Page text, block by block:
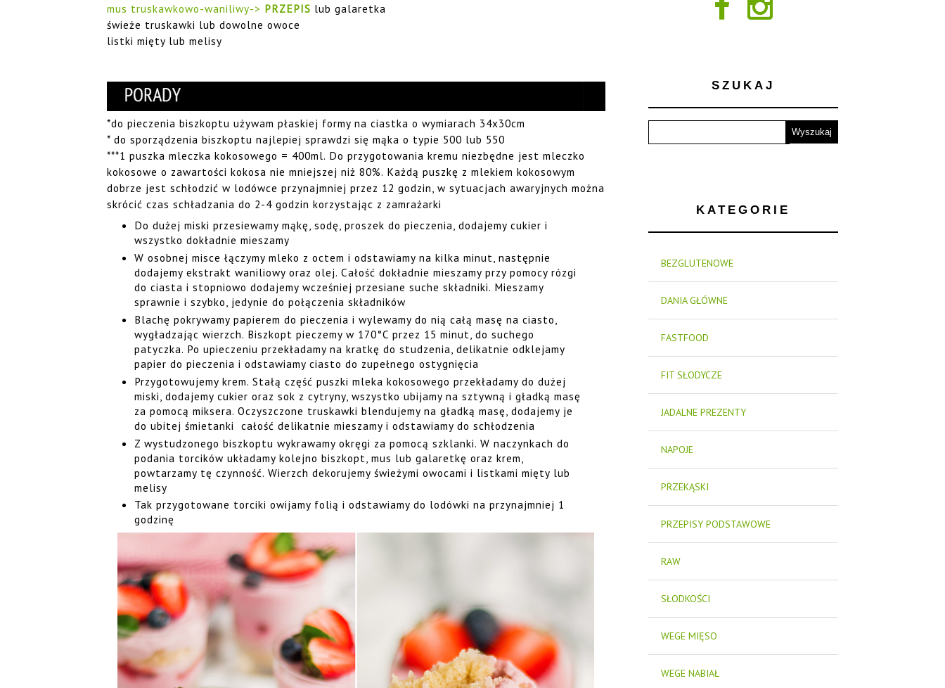
mus truskawkowo-waniliwy-> PRZEPIS lub galaretka
świeże truskawki lub dowolne owoce
listki mięty lub melisy
*do pieczenia biszkoptu używam płaskiej formy na ciastka o wymiarach 34x30cm
* do sporządzenia biszkoptu najlepiej sprawdzi się mąka o typie 500 lub 550
***1 puszka mleczka kokosowego = 400ml. Do przygotowania kremu niezbędne jest mleczko
kokosowe o zawartości kokosa nie mniejszej niż 80%. Każdą puszkę z mlekiem kokosowym
dobrze jest schłodzić w lodówce przynajmniej przez 12 godzin, w sytuacjach awaryjnych można
skrócić czas schładzania do 2-4 godzin korzystając z zamrażarki
Do dużej miski przesiewamy mąkę, sodę, proszek do pieczenia, dodajemy cukier i
wszystko dokładnie mieszamy
W osobnej misce łączymy mleko z octem i odstawiamy na kilka minut, następnie
dodajemy ekstrakt waniliowy oraz olej. Całość dokładnie mieszamy przy pomocy rózgi
do ciasta i stopniowo dodajemy wcześniej przesiane suche składniki. Mieszamy
sprawnie i szybko, jedynie do połączenia składników
Blachę pokrywamy papierem do pieczenia i wylewamy do nią całą masę na ciasto,
wygładzając wierzch. Biszkopt pieczemy w 170°C przez 15 minut, do suchego
patyczka. Po upieczeniu przekładamy na kratkę do studzenia, delikatnie odklejamy
papier do pieczenia i odstawiamy ciasto do zupełnego ostygnięcia
Przygotowujemy krem. Stałą część puszki mleka kokosowego przekładamy do dużej
miski, dodajemy cukier oraz sok z cytryny, wszystko ubijamy na sztywną i gładką masę
za pomocą miksera. Oczyszczone truskawki blendujemy na gładką masę, dodajemy je
do ubitej śmietanki całość delikatnie mieszamy i odstawiamy do schłodzenia
Z wystudzonego biszkoptu wykrawamy okręgi za pomocą szklanki. W naczynkach do
podania torcików układamy kolejno biszkopt, mus lub galaretkę oraz krem,
powtarzamy tę czynność. Wierzch dekorujemy świeżymi owocami i listkami mięty lub
melisy
Tak przygotowane torciki owijamy folią i odstawiamy do lodówki na przynajmniej 1
godzinę
SZUKAJ
KATEGORIE
BEZGLUTENOWE
DANIA GŁÓWNE
FASTFOOD
FIT SŁODYCZE
JADALNE PREZENTY
NAPOJE
PRZEKĄSKI
PRZEPISY PODSTAWOWE
RAW
SŁODKOŚCI
WEGE MIĘSO
WEGE NABIAŁ